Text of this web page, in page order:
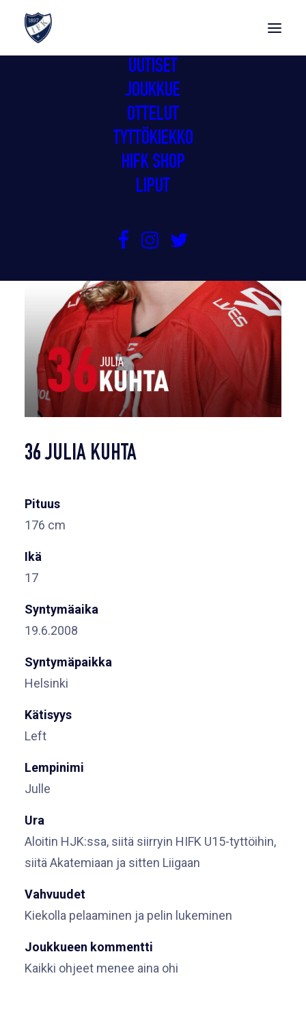
UUTISET
JOUKKUE
OTTELUT
TYTTÖKIEKKO
HIFK SHOP
LIPUT
36 JULIA KUHTA
Pituus
176 cm
Ikä
17
Syntymäaika
19.6.2008
Syntymäpaikka
Helsinki
Kätisyys
Left
Lempinimi
Julle
Ura
Aloitin HJK:ssa, siitä siirryin HIFK U15-tyttöihin,
siitä Akatemiaan ja sitten Liigaan
Vahvuudet
Kiekolla pelaaminen ja pelin lukeminen
Joukkueen kommentti
Kaikki ohjeet menee aina ohi